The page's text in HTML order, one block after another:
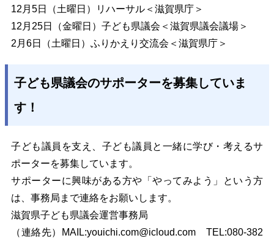
12月5日（土曜日）リハーサル＜滋賀県庁＞
12月25日（金曜日）子ども県議会＜滋賀県議会議場＞
2月6日（土曜日）ふりかえり交流会＜滋賀県庁＞
子ども県議会のサポーターを募集していま
す！
子ども議員を支え、子ども議員と一緒に学び・考えるサ
ポーターを募集しています。
サポーターに興味がある方や「やってみよう」という方
は、事務局まで連絡をお願いします。
滋賀県子ども県議会運営事務局
（連絡先）
MAIL:youichi.com@icloud.comTEL:080-382